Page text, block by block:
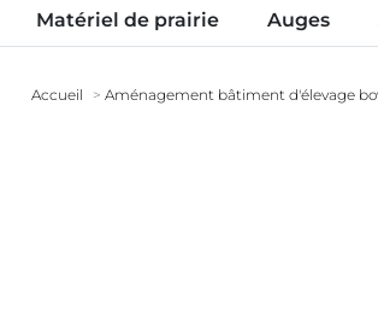
Matériel de prairie Auges
Accueil Aménagement bâtiment d'élevage